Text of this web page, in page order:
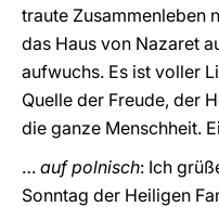
traute Zusammenleben
das Haus von Nazaret
aufwuchs. Es ist voller
Quelle der Freude, der
die ganze Menschheit.
… auf polnisch: Ich
Sonntag der Heiligen